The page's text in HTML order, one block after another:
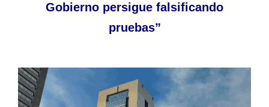
Gobierno persigue falsificando
pruebas”